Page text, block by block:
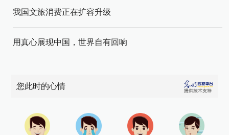
我国文旅消费正在扩容升级
用真心展现中国，世界自有回响
您此时的心情